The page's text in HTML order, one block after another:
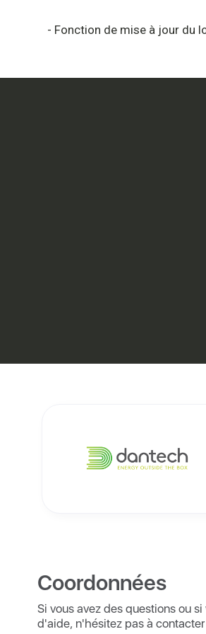
- Fonction de mise à jour du
Coordonnées
Si vous avez des questions ou
d'aide, n'hésitez pas à